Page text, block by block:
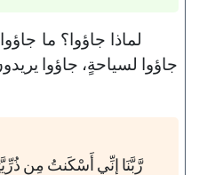
لماذا جاؤوا؟ ما
جاؤوا لسياحةٍ، جاؤوا
رَّبَّنَا إِنِّي أَسْكَنتُ مِن